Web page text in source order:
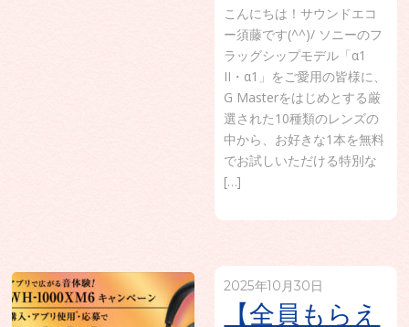
こんにちは！サウンドエコ
ー須藤です(^^)/ ソニーのフ
ラッグシップモデル「α1
II・α1」をご愛用の皆様に、
G Masterをはじめとする厳
選された10種類のレンズの
中から、お好きな1本を無料
でお試しいただける特別な
[…]
2025年10月30日
【全員もらえ